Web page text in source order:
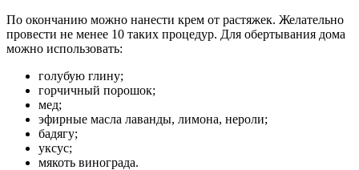
По окончанию можно нанести крем от растяжек. Желательно
провести не менее 10 таких процедур. Для обертывания дома
можно использовать:
голубую глину;
горчичный порошок;
мед;
эфирные масла лаванды, лимона, нероли;
бадягу;
уксус;
мякоть винограда.